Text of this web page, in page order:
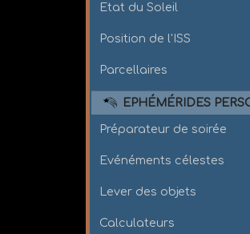
Etat du Soleil
Position de l'ISS
Parcellaires
EPHÉMÉRIDES
Préparateur de soirée
Evénéments célestes
Lever des objets
Calculateurs